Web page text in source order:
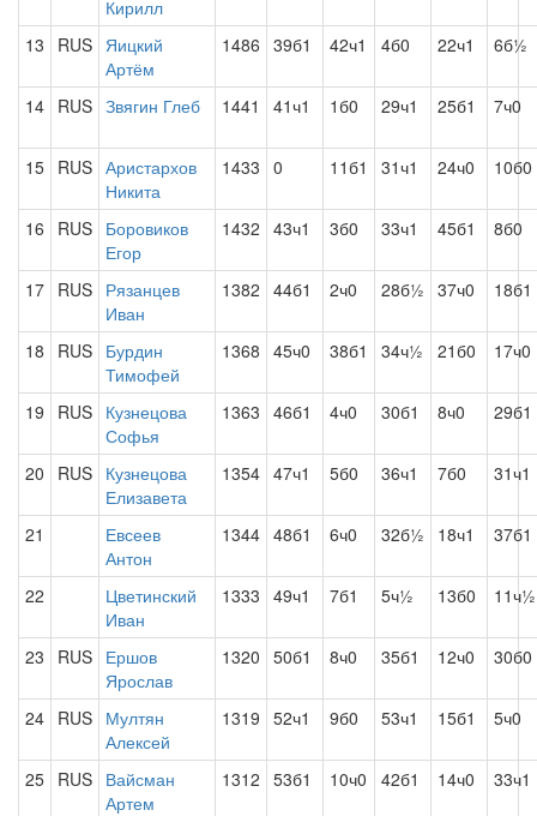
Кирилл
13 RUS Яицкий
Артём
1486 39б1 42ч1 4б0 22ч1 6б½
14 RUS Звягин Глеб 1441 41ч1 1б0 29ч1 25б1 7ч0
15 RUS Аристархов
Никита
1433 0 11б1 31ч1 24ч0 10б0
16 RUS Боровиков
Егор
1432 43ч1 3б0 33ч1 45б1 8б0
17 RUS Рязанцев
Иван
1382 44б1 2ч0 28б½ 37ч0 18б1
18 RUS Бурдин
Тимофей
1368 45ч0 38б1 34ч½ 21б0 17ч0
19 RUS Кузнецова
Софья
1363 46б1 4ч0 30б1 8ч0 29б1
20 RUS Кузнецова
Елизавета
1354 47ч1 5б0 36ч1 7б0 31ч1
21
Евсеев
Антон
1344 48б1 6ч0 32б½ 18ч1 37б1
22
Цветинский
Иван
1333 49ч1 7б1 5ч½ 13б0 11ч½
23 RUS Ершов
Ярослав
1320 50б1 8ч0 35б1 12ч0 30б0
24 RUS Мултян
Алексей
1319 52ч1 9б0 53ч1 15б1 5ч0
25 RUS Вайсман
Артем
1312 53б1 10ч0 42б1 14ч0 33ч1